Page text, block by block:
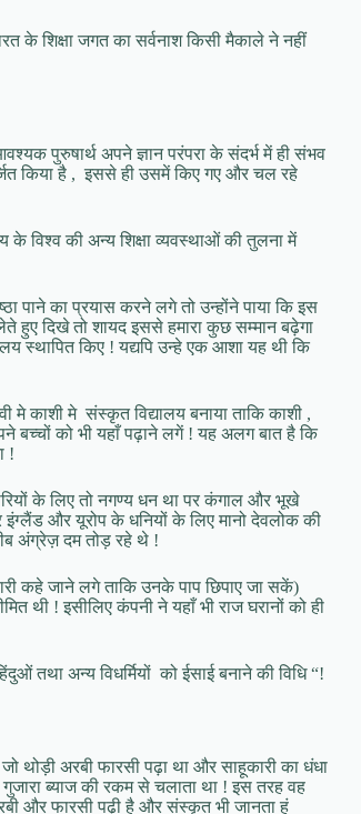
के शिक्षा जगत का सर्वनाश किसी मैकाले ने नहीं
पुरुषार्थ अपने ज्ञान परंपरा के संदर्भ में ही संभव
किया है , इससे ही उसमें किए गए और चल रहे
के विश्व की अन्य शिक्षा व्यवस्थाओं की तुलना में
का प्रयास करने लगे तो उन्होंने पाया कि इस
हुए दिखे तो शायद इससे हमारा कुछ सम्मान बढ़ेगा
स्थापित किए ! यद्यपि उन्हे एक आशा यह थी कि
मे काशी मे संस्कृत विद्यालय बनाया ताकि काशी ,
बच्चों को भी यहाँ पढ़ाने लगें ! यह अलग बात है कि
!
के लिए तो नगण्य धन था पर कंगाल और भूखे
और यूरोप के धनियों के लिए मानो देवलोक की
अंग्रेज़ दम तोड़ रहे थे !
कहे जाने लगे ताकि उनके पाप छिपाए जा सकें)
थी ! इसीलिए कंपनी ने यहाँ भी राज घरानों को ही
तथा अन्य विधर्मियों को ईसाई बनाने की विधि “!
थोड़ी अरबी फारसी पढ़ा था और साहूकारी का धंधा
ब्याज की रकम से चलाता था ! इस तरह वह
और फारसी पढ़ी है और संस्कृत भी जानता हूं